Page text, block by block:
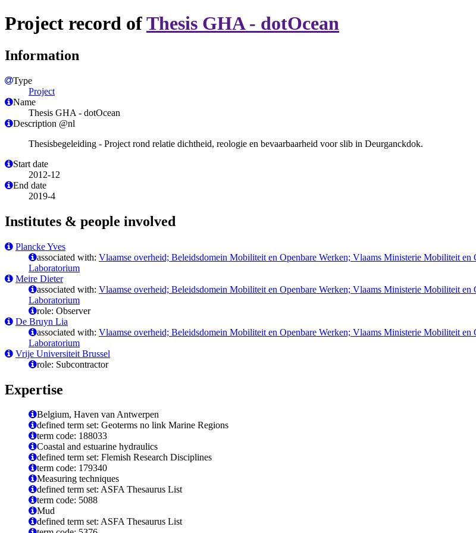
Project record ofThesis GHA - dotOcean
Information
Type
Project
Name
Thesis GHA - dotOcean
Description @nl
Thesisbegeleiding - Project rond relatie dichtheid, reologie en bevaarbaarheid voor slib in Deurganckdok.
Start date
2012-12
End date
2019-4
Institutes & people involved
Plancke Yves
associated with: Vlaamse overheid; Beleidsdomein Mobiliteit en Openbare Werken; Vlaams Ministerie Mobiliteit
Laboratorium
Meire Dieter
associated with: Vlaamse overheid; Beleidsdomein Mobiliteit en Openbare Werken; Vlaams Ministerie Mobiliteit
Laboratorium
role: Observer
De Bruyn Lia
associated with: Vlaamse overheid; Beleidsdomein Mobiliteit en Openbare Werken; Vlaams Ministerie Mobiliteit
Laboratorium
Vrije Universiteit Brussel
role: Subcontractor
Expertise
Belgium, Haven van Antwerpen
defined term set: Geoterms no link Marine Regions
term code: 188033
Coastal and estuarine hydraulics
defined term set: Flemish Research Disciplines
term code: 179340
Measuring techniques
defined term set: ASFA Thesaurus List
term code: 5088
Mud
defined term set: ASFA Thesaurus List